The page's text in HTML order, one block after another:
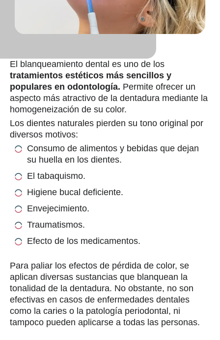
El blanqueamiento dental es uno de los
tratamientos estéticos más sencillos y
populares en odontología. Permite ofrecer un
aspecto más atractivo de la dentadura mediante la
homogeneización de su color.
Los dientes naturales pierden su tono original por
diversos motivos:
Consumo de alimentos y bebidas que dejan
su huella en los dientes.
El tabaquismo.
Higiene bucal deficiente.
Envejecimiento.
Traumatismos.
Efecto de los medicamentos.
Para paliar los efectos de pérdida de color, se
aplican diversas sustancias que blanquean la
tonalidad de la dentadura. No obstante, no son
efectivas en casos de enfermedades dentales
como la caries o la patología periodontal, ni
tampoco pueden aplicarse a todas las personas.